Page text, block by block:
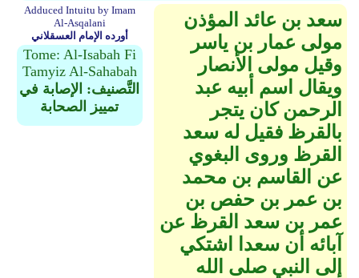
سعد بن عائد المؤذن
مولى عمار بن ياسر
وقيل مولى الأنصار
ويقال اسم أبيه عبد
الرحمن كان يتجر
بالقرظ فقيل له سعد
القرظ وروى البغوي
عن القاسم بن محمد
بن عمر بن حفص بن
عمر بن سعد القرظ عن
آبائه أن سعدا اشتكي
إلى النبي صلى الله
Adduced Intuitu by Imam
Al-Asqalani
أورده الإمام العسقلاني
Tome: Al-Isabah Fi
Tamyiz Al-Sahabah
التَّصنيف: الإصابة في
تمييز الصحابة